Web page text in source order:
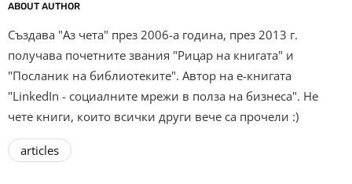
ABOUT AUTHOR
Създава "Аз чета" през 2006-а година, през 2013 г.
получава почетните звания "Рицар на книгата" и
"Посланик на библиотеките". Автор на е-книгата
"LinkedIn - социалните мрежи в полза на бизнеса". Не
чете книги, които всички други вече са прочели :)
articles